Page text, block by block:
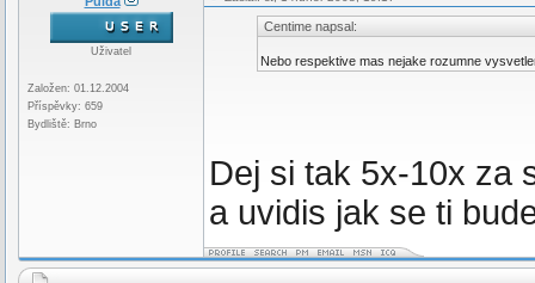
Uživatel
Založen: 01.12.2004
Příspěvky: 659
Bydliště: Brno
Centime napsal:
Nebo respektive mas nejake rozumne
Dej si tak 5x-10x za
a uvidis jak se ti